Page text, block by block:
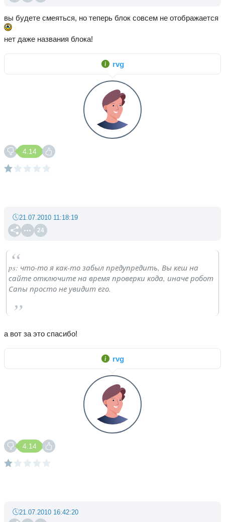
вы будете смеяться, но теперь блок совсем не отображается
нет даже названия блока!
rvg
4.14
24
21.07.2010 11:18:19
ps: что-то я как-то забыл предупредить, Вы кеш на
сайте отключите на время проверки кода, иначе робот
Сапы просто не увидит его.
а вот за это спасибо!
rvg
4.14
21.07.2010 16:42:20